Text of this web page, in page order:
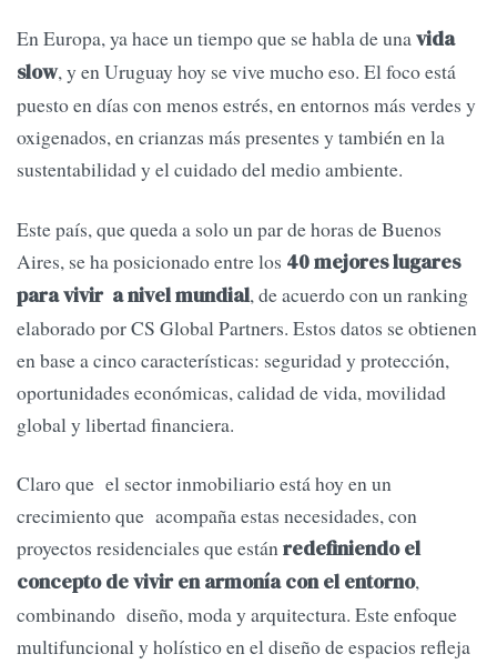
En Europa, ya hace un tiempo que se habla de unavida
slow, y en Uruguay hoy se vive mucho eso. El foco está
puesto en días con menos estrés, en entornos más verdes y
oxigenados, en crianzas más presentes y también en la
sustentabilidad y el cuidado del medio ambiente.
Este país, que queda a solo un par de horas de Buenos
Aires, se ha posicionado entre los 40 mejores lugares
para vivir a nivel mundial, de acuerdo con un ranking
elaborado por CS Global Partners. Estos datos se obtienen
en base a cinco características: seguridad y protección,
oportunidades económicas, calidad de vida, movilidad
global y libertad financiera.
Claro que el sector inmobiliario está hoy en un
crecimiento que acompaña estas necesidades, con
proyectos residenciales que estánredefiniendo el
concepto de vivir en armonía con el entorno,
combinando diseño, moda y arquitectura. Este enfoque
multifuncional y holístico en el diseño de espacios refleja